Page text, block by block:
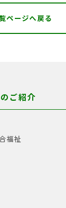
ページへ戻る
ご紹介
福祉